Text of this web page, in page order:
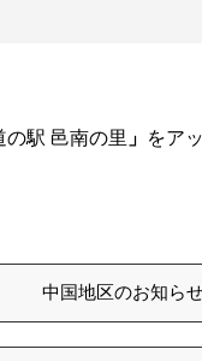
の駅 邑南の里 」 をア
中国地区のお知ら